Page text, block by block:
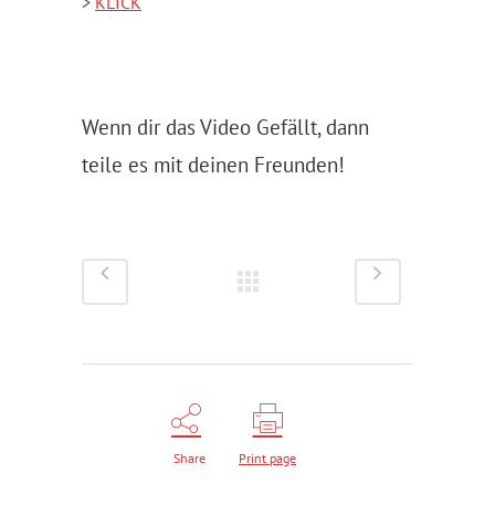
Wenn dir das Video Gefällt, dann
teile es mit deinen Freunden!
Share Print page